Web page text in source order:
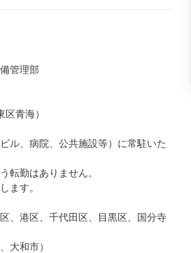
管理部
青海）
ル、病院、公共施設等）に常駐いた
転勤はありません。
ます。
、港区、千代田区、目黒区、国分寺
大和市）